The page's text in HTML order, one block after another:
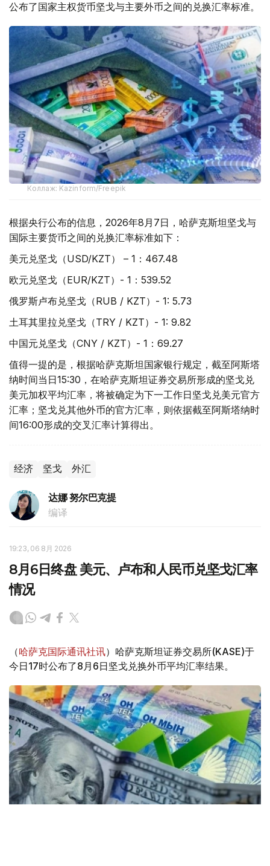
公布了国家主权货币坚戈与主要外币之间的兑换汇率标准。
Коллаж: Kazinform/Freepik
根据央行公布的信息，2026年8月7日，哈萨克斯坦坚戈与
国际主要货币之间的兑换汇率标准如下：
美元兑坚戈（USD/KZT） – 1：467.48
欧元兑坚戈（EUR/KZT）- 1：539.52
俄罗斯卢布兑坚戈（RUB / KZT）- 1: 5.73
土耳其里拉兑坚戈（TRY / KZT）- 1: 9.82
中国元兑坚戈（CNY / KZT）- 1：69.27
值得一提的是，根据哈萨克斯坦国家银行规定，截至阿斯塔
纳时间当日15:30，在哈萨克斯坦证券交易所形成的坚戈兑
美元加权平均汇率，将被确定为下一工作日坚戈兑美元官方
汇率；坚戈兑其他外币的官方汇率，则依据截至阿斯塔纳时
间16:00形成的交叉汇率计算得出。
经济 坚戈 外汇
达娜 努尔巴克提
编译
19:23, 06 8月 2026
8月6日终盘 美元、卢布和人民币兑坚戈汇率
情况
（哈萨克国际通讯社讯）哈萨克斯坦证券交易所(KASE)于
今日17时公布了8月6日坚戈兑换外币平均汇率结果。